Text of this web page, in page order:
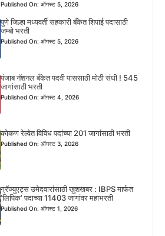
Published On: ऑगस्ट 5, 2026
पुणे जिल्हा मध्यवर्ती सहकारी बँकेत शिपाई पदासाठी
जम्बो भरती
Published On: ऑगस्ट 5, 2026
पंजाब नॅशनल बँकेत पदवी पाससाठी मोठी संधी ! 545
जागांसाठी भरती
Published On: ऑगस्ट 4, 2026
कोकण रेल्वेत विविध पदांच्या 201 जागांसाठी भरती
Published On: ऑगस्ट 3, 2026
ग्रॅज्युएट्स उमेदवारांसाठी खुशखबर : IBPS मार्फत
‘लिपिक’ पदाच्या 11403 जागांवर महाभरती
Published On: ऑगस्ट 1, 2026